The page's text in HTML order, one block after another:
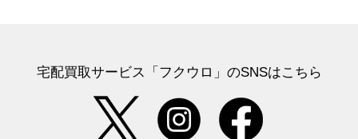
宅配買取サービス「フクウロ」のSNSはこちら